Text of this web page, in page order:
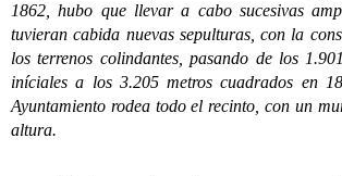
1862, hubo que llevar a cabo sucesivas
tuvieran cabida nuevas sepulturas, con la
los terrenos colindantes, pasando de los
iníciales a los 3.205 metros cuadrados en
Ayuntamiento rodea todo el recinto, con un
altura.